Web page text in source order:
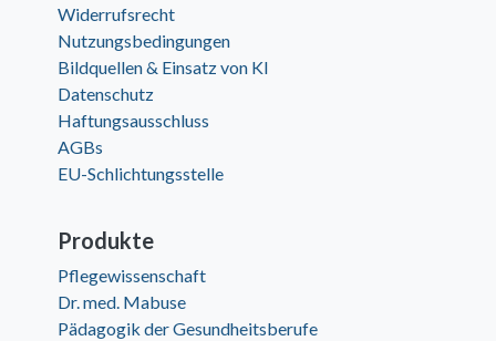
Widerrufsrecht
Nutzungsbedingungen
Bildquellen & Einsatz von KI
Datenschutz
Haftungsausschluss
AGBs
EU-Schlichtungsstelle
Produkte
Pflegewissenschaft
Dr. med. Mabuse
Pädagogik der Gesundheitsberufe